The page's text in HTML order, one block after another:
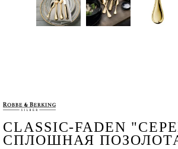
CLASSIC-FADEN
СПЛОШНАЯ